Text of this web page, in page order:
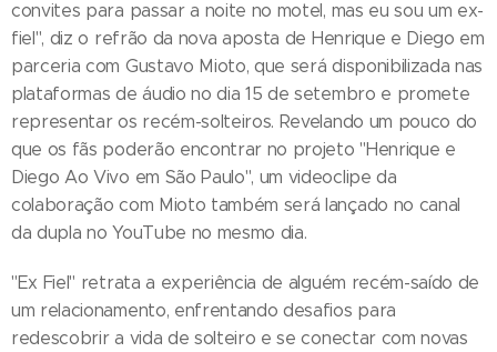
convites para passar a noite no motel, mas eu sou um ex-
fiel", diz o refrão da nova aposta de Henrique e Diego em
parceria com Gustavo Mioto, que será disponibilizada nas
plataformas de áudio no dia 15 de setembro e promete
representar os recém-solteiros. Revelando um pouco do
que os fãs poderão encontrar no projeto "Henrique e
Diego Ao Vivo em São Paulo", um videoclipe da
colaboração com Mioto também será lançado no canal
da dupla no YouTube no mesmo dia.
"Ex Fiel" retrata a experiência de alguém recém-saído de
um relacionamento, enfrentando desafios para
redescobrir a vida de solteiro e se conectar com novas